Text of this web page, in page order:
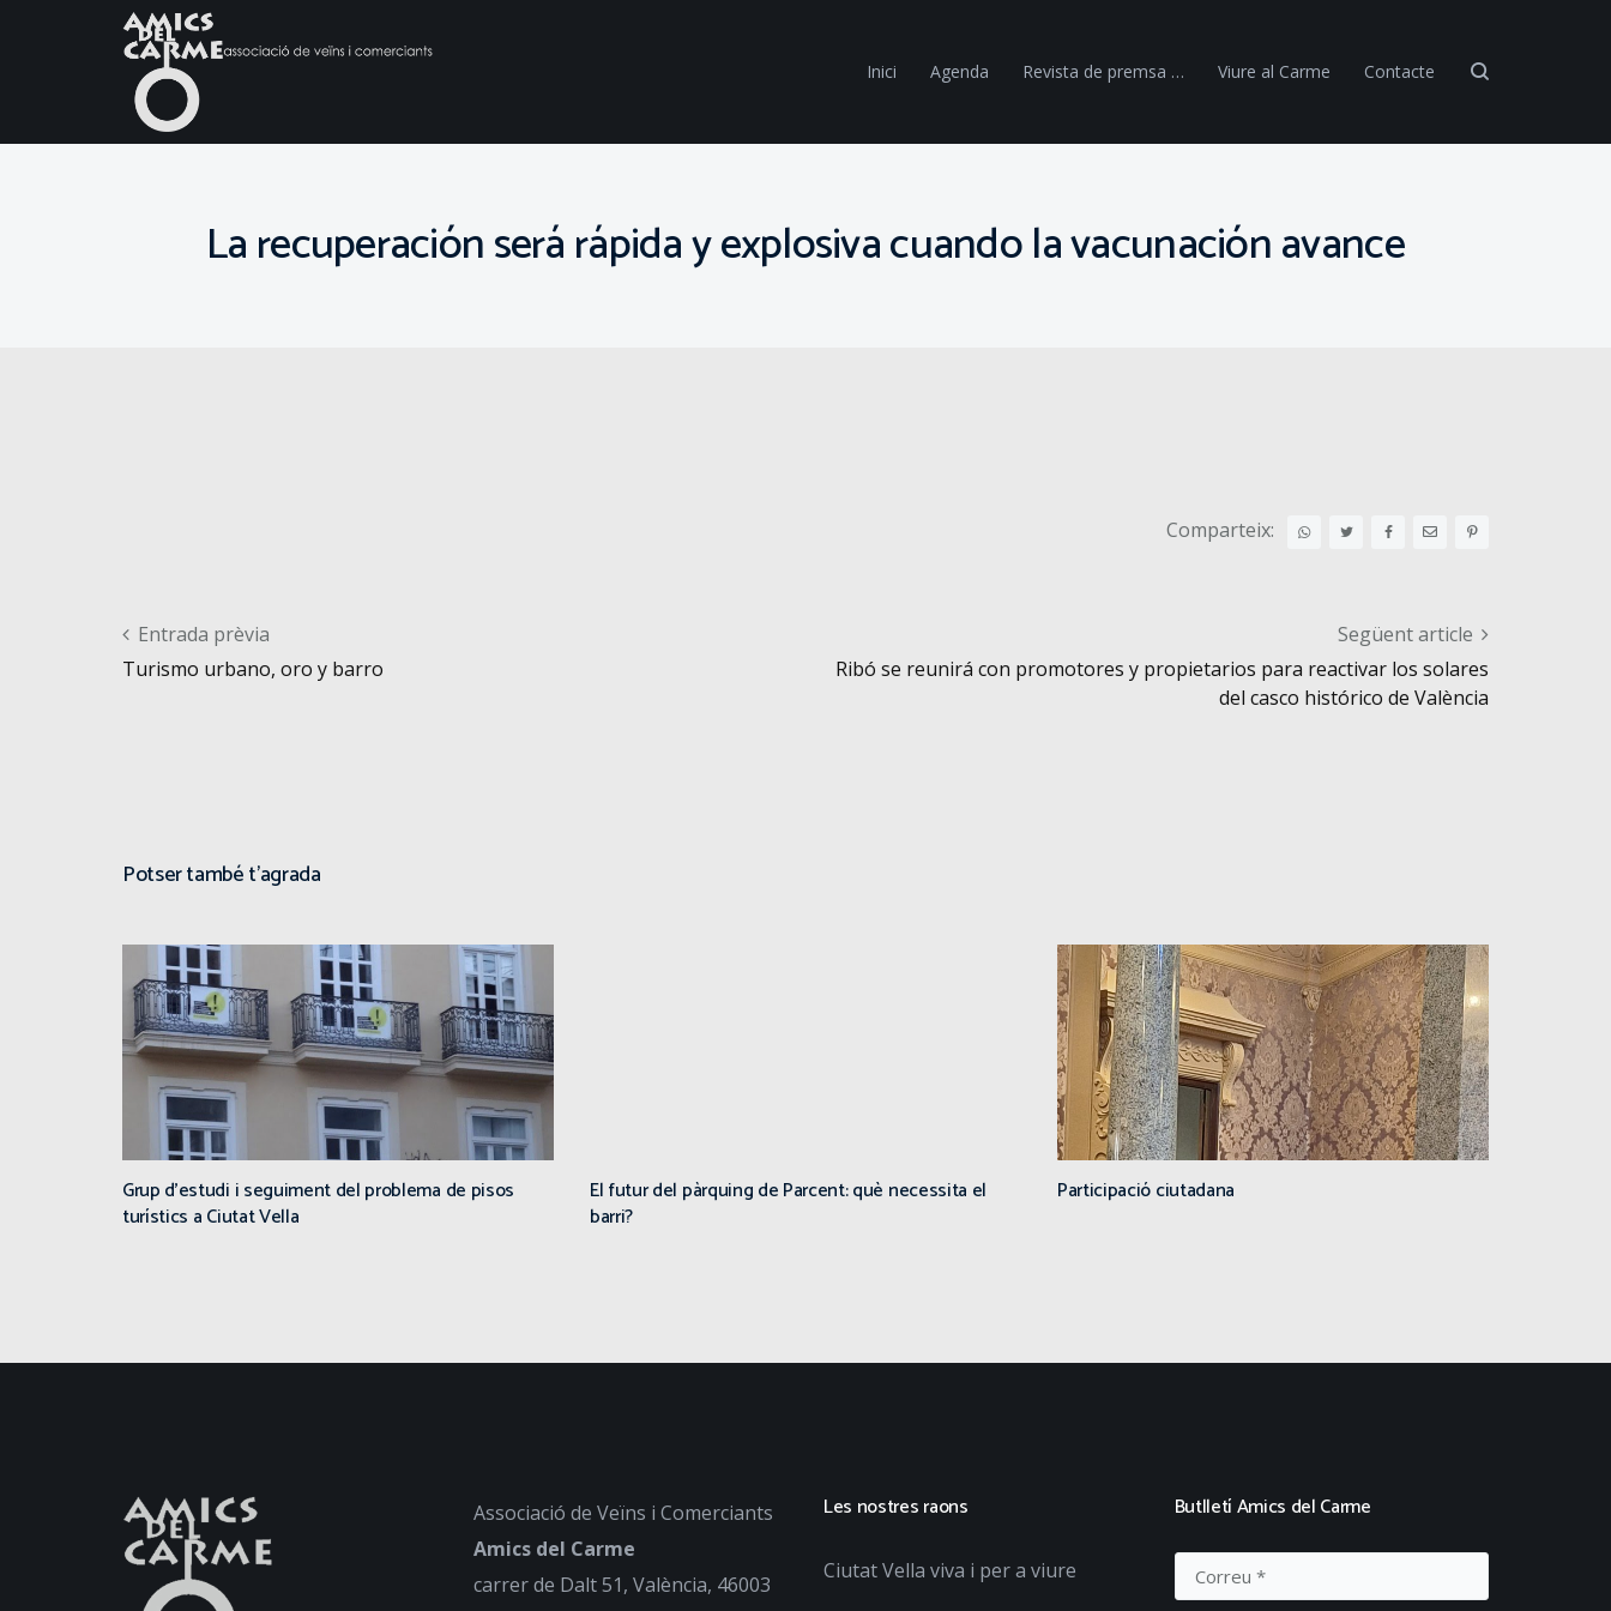
Inici Agenda Revista de premsa … Viure al Carme Contacte
La recuperación será rápida y explosiva cuando la vacunación avance
Comparteix:
Post navigation
Entrada prèvia
Turismo urbano, oro y barro
Següent article
Ribó se reunirá con promotores y propietarios para reactivar los solares
del casco histórico de València
Potser també t'agrada
Grup d’estudi i seguiment del problema de pisos
turístics a Ciutat Vella
El futur del pàrquing de Parcent: què necessita el
barri?
Participació ciutadana
Associació de Veïns i Comerciants
Amics del Carme
carrer de Dalt 51, València, 46003
Les nostres raons
Ciutat Vella viva i per a viure
Butlletí Amics del Carme